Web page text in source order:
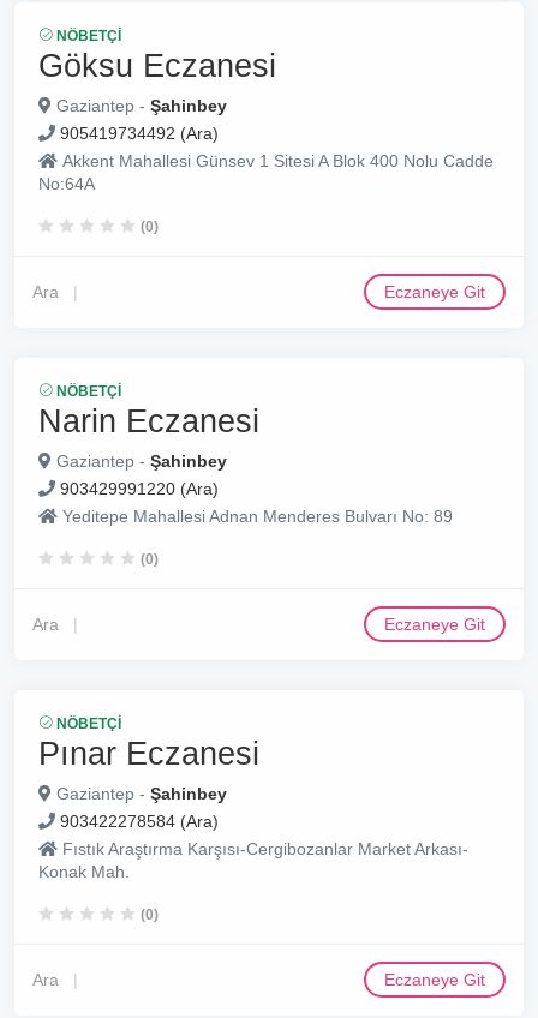
NÖBETÇI
Göksu Eczanesi
Gaziantep - Şahinbey
905419734492 (Ara)
Akkent Mahallesi Günsev 1 Sitesi A Blok 400 Nolu Cadde
No:64A
(0)
Ara Eczaneye Git
NÖBETÇI
Narin Eczanesi
Gaziantep - Şahinbey
903429991220 (Ara)
Yeditepe Mahallesi Adnan Menderes Bulvarı No: 89
(0)
Ara Eczaneye Git
NÖBETÇI
Pınar Eczanesi
Gaziantep - Şahinbey
903422278584 (Ara)
Fıstık Araştırma Karşısı-Cergibozanlar Market Arkası-
Konak Mah.
(0)
Ara Eczaneye Git